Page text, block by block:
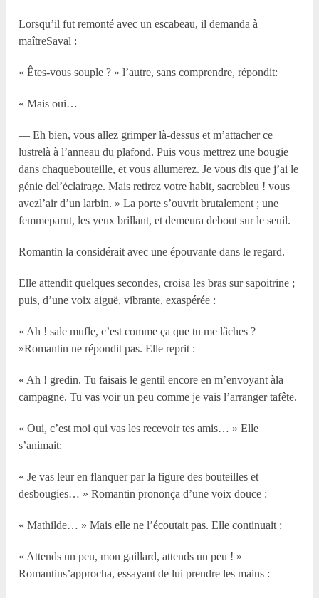
Lorsqu’il fut remonté avec un escabeau, il demanda à
maîtreSaval :
« Êtes-vous souple ? » l’autre, sans comprendre, répondit:
« Mais oui…
— Eh bien, vous allez grimper là-dessus et m’attacher ce
lustrelà à l’anneau du plafond. Puis vous mettrez une bougie
dans chaquebouteille, et vous allumerez. Je vous dis que j’ai le
génie del’éclairage. Mais retirez votre habit, sacrebleu ! vous
avezl’air d’un larbin. » La porte s’ouvrit brutalement ; une
femmeparut, les yeux brillant, et demeura debout sur le seuil.
Romantin la considérait avec une épouvante dans le regard.
Elle attendit quelques secondes, croisa les bras sur sapoitrine ;
puis, d’une voix aiguë, vibrante, exaspérée :
« Ah ! sale mufle, c’est comme ça que tu me lâches ?
»Romantin ne répondit pas. Elle reprit :
« Ah ! gredin. Tu faisais le gentil encore en m’envoyant àla
campagne. Tu vas voir un peu comme je vais l’arranger tafête.
« Oui, c’est moi qui vas les recevoir tes amis… » Elle
s’animait:
« Je vas leur en flanquer par la figure des bouteilles et
desbougies… » Romantin prononça d’une voix douce :
« Mathilde… » Mais elle ne l’écoutait pas. Elle continuait :
« Attends un peu, mon gaillard, attends un peu ! »
Romantins’approcha, essayant de lui prendre les mains :